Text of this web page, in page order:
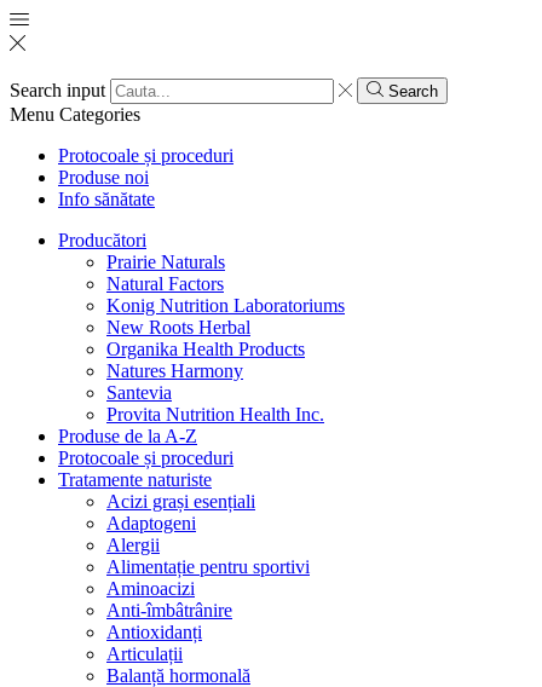
Search input Search
Menu Categories
Protocoale și proceduri
Produse noi
Info sănătate
Producători
Prairie Naturals
Natural Factors
Konig Nutrition Laboratoriums
New Roots Herbal
Organika Health Products
Natures Harmony
Santevia
Provita Nutrition Health Inc.
Produse de la A-Z
Protocoale și proceduri
Tratamente naturiste
Acizi grași esențiali
Adaptogeni
Alergii
Alimentație pentru sportivi
Aminoacizi
Anti-îmbâtrânire
Antioxidanți
Articulații
Balanță hormonală